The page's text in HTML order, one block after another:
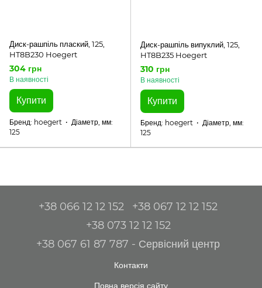
Диск-рашпіль плаский, 125,
HT8B230 Hoegert
304 грн
В наявності
Купити
Бренд hoegert
Діаметр, мм
125
Диск-рашпіль випуклий, 125,
HT8B235 Hoegert
310 грн
В наявності
Купити
Бренд hoegert
Діаметр, мм
125
+38 066 12 12 152
+38 067 12 12 152
+38 073 12 12 152
+38 067 61 87 787 - Сервісний центр
Контакти
Повна версія сайту